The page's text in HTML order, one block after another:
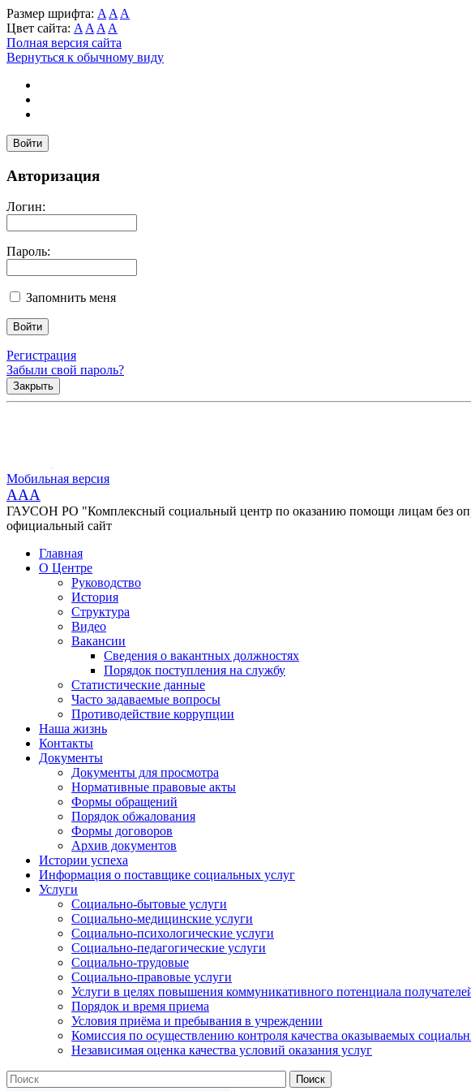
Размер шрифта: A A A
Цвет сайта: A A A A
Полная версия сайта
Вернуться к обычному виду
Войти
Авторизация
Логин:
Пароль:
Запомнить меня
Регистрация
Забыли свой пароль?
Закрыть
Мобильная версия
AAA
ГАУСОН РО "Комплексный социальный центр по оказанию помощи лицам без
официальный сайт
Главная
О Центре
Руководство
История
Структура
Видео
Вакансии
Сведения о вакантных должностях
Порядок поступления на службу
Статистические данные
Часто задаваемые вопросы
Противодействие коррупции
Наша жизнь
Контакты
Документы
Документы для просмотра
Нормативные правовые акты
Формы обращений
Порядок обжалования
Формы договоров
Архив документов
Истории успеха
Информация о поставщике социальных услуг
Услуги
Социально-бытовые услуги
Социально-медицинские услуги
Социально-психологические услуги
Социально-педагогические услуги
Социально-трудовые
Социально-правовые услуги
Услуги в целях повышения коммуникативного потенциала
Порядок и время приема
Условия приёма и пребывания в учреждении
Комиссия по осуществлению контроля качества оказываемых
Независимая оценка качества условий оказания услуг